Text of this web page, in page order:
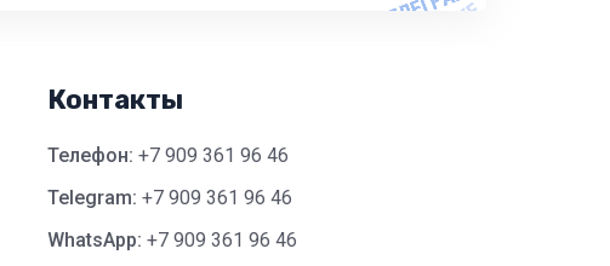
Контакты
Телефон: +7 909 361 96 46
Telegram: +7 909 361 96 46
WhatsApp: +7 909 361 96 46